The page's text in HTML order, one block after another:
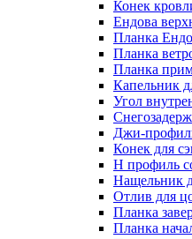
Конек
Ендова
Планка
Планка
Планка
Капельник
Угол
Джи-
Конек для
Н профиль
Нащельник
Отлив для
Планка
Планка